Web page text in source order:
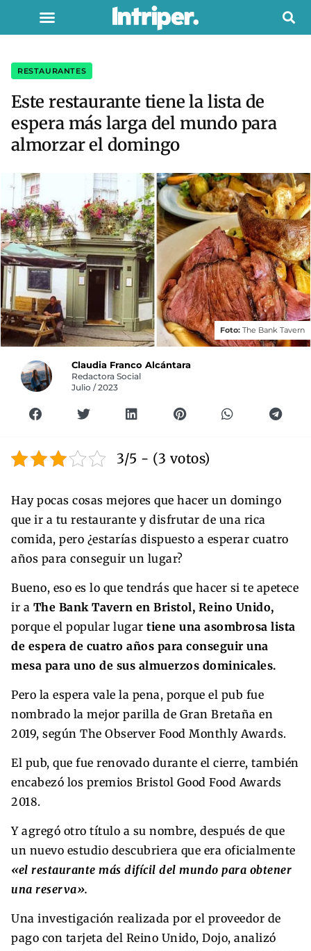
RESTAURANTES
Este restaurante tiene la lista de
espera más larga del mundo para
almorzar el domingo
Foto: The Bank Tavern
Claudia Franco Alcántara
Redactora Social
Julio / 2023
3/5 - (3 votos)
Hay pocas cosas mejores que hacer un domingo
que ir a tu restaurante y disfrutar de una rica
comida, pero ¿estarías dispuesto a esperar cuatro
años para conseguir un lugar?
Bueno, eso es lo que tendrás que hacer si te apetece
ir a The Bank Tavern en Bristol, Reino Unido,
porque el popular lugar tiene una asombrosa lista
de espera de cuatro años para conseguir una
mesa para uno de sus almuerzos dominicales.
Pero la espera vale la pena, porque el pub fue
nombrado la mejor parilla de Gran Bretaña en
2019, según The Observer Food Monthly Awards.
El pub, que fue renovado durante el cierre, también
encabezó los premios Bristol Good Food Awards
2018.
Y agregó otro título a su nombre, después de que
un nuevo estudio descubriera que era oficialmente
«el restaurante más difícil del mundo para obtener
una reserva».
Una investigación realizada por el proveedor de
pago con tarjeta del Reino Unido, Dojo, analizó